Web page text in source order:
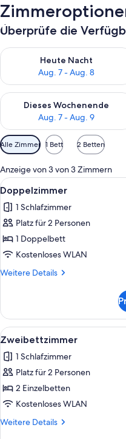
Überprüfe die
Heute Nacht
Aug. 7 - Aug. 8
Überprüfe die
Dieses Wochenende
Aug. 7 - Aug. 9
Überprüfe die
Verfügbare
Filter
für
Zimmer
Alle Zimmer 1 Bett 2 Betten
Anzeige von 3 von 3 Zimmern
Alle
Fotos
für
Doppelzimmer
anzeigen
5
Doppelzimmer
1 Schlafzimmer
Platz für 2 Personen
1 Doppelbett
Kostenloses WLAN
Weitere Details
Weitere
Alle
Fotos
für
Zweibettzimmer
anzeigen
5
Zweibettzimmer
1 Schlafzimmer
Platz für 2 Personen
2 Einzelbetten
Kostenloses WLAN
Weitere Details
Weitere